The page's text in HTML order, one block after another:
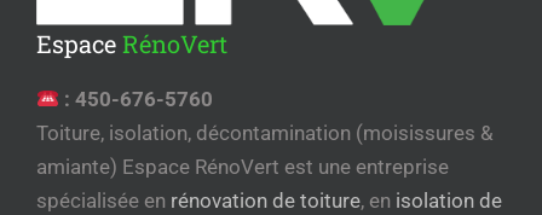
EspaceRénoVert
:450-676-5760
Toiture, isolation, décontamination (moisissures &
amiante) Espace RénoVert est une entreprise
spécialisée en rénovation de toiture, en isolation de